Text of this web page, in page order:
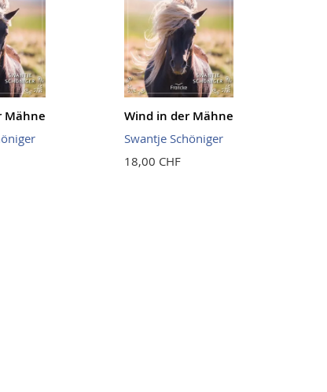
Mähne Wind in der Mähne
Swantje Schöniger
18,00 CHF